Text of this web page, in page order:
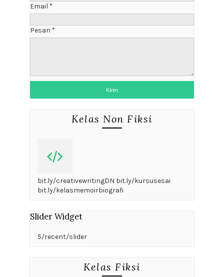
Email *
Pesan *
Kelas Non Fiksi
bit.ly/creativewritingDN bit.ly/kursusesai
bit.ly/kelasmemoirbiografi
Slider Widget
5/recent/slider
Kelas Fiksi